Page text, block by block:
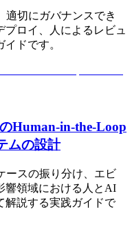
適切にガバナンスでき
ロイ、人によるレビュ
ドです。
Human-in-the-Loop
ムの設計
ースの振り分け、エビ
響領域における人とAI
解説する実践ガイドで